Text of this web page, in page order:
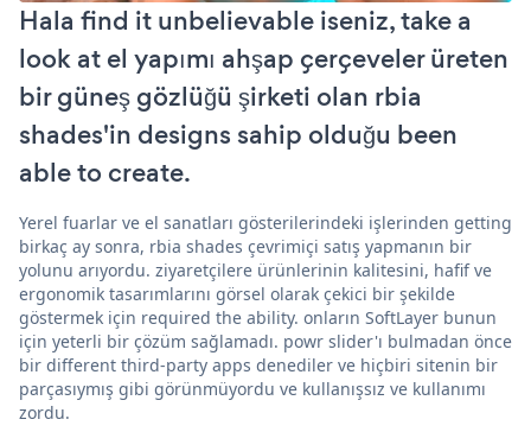
Hala find it unbelievable iseniz, take a
look at el yapımı ahşap çerçeveler üreten
bir güneş gözlüğü şirketi olan rbia
shades'in designs sahip olduğu been
able to create.
Yerel fuarlar ve el sanatları gösterilerindeki işlerinden getting
birkaç ay sonra, rbia shades çevrimiçi satış yapmanın bir
yolunu arıyordu. ziyaretçilere ürünlerinin kalitesini, hafif ve
ergonomik tasarımlarını görsel olarak çekici bir şekilde
göstermek için required the ability. onların SoftLayer bunun
için yeterli bir çözüm sağlamadı. powr slider'ı bulmadan önce
bir different third-party apps denediler ve hiçbiri sitenin bir
parçasıymış gibi görünmüyordu ve kullanışsız ve kullanımı
zordu.